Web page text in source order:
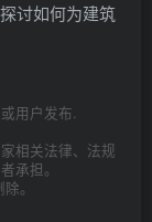
讨如何为建筑
用户发布.
相关法律、法规
承担。
。